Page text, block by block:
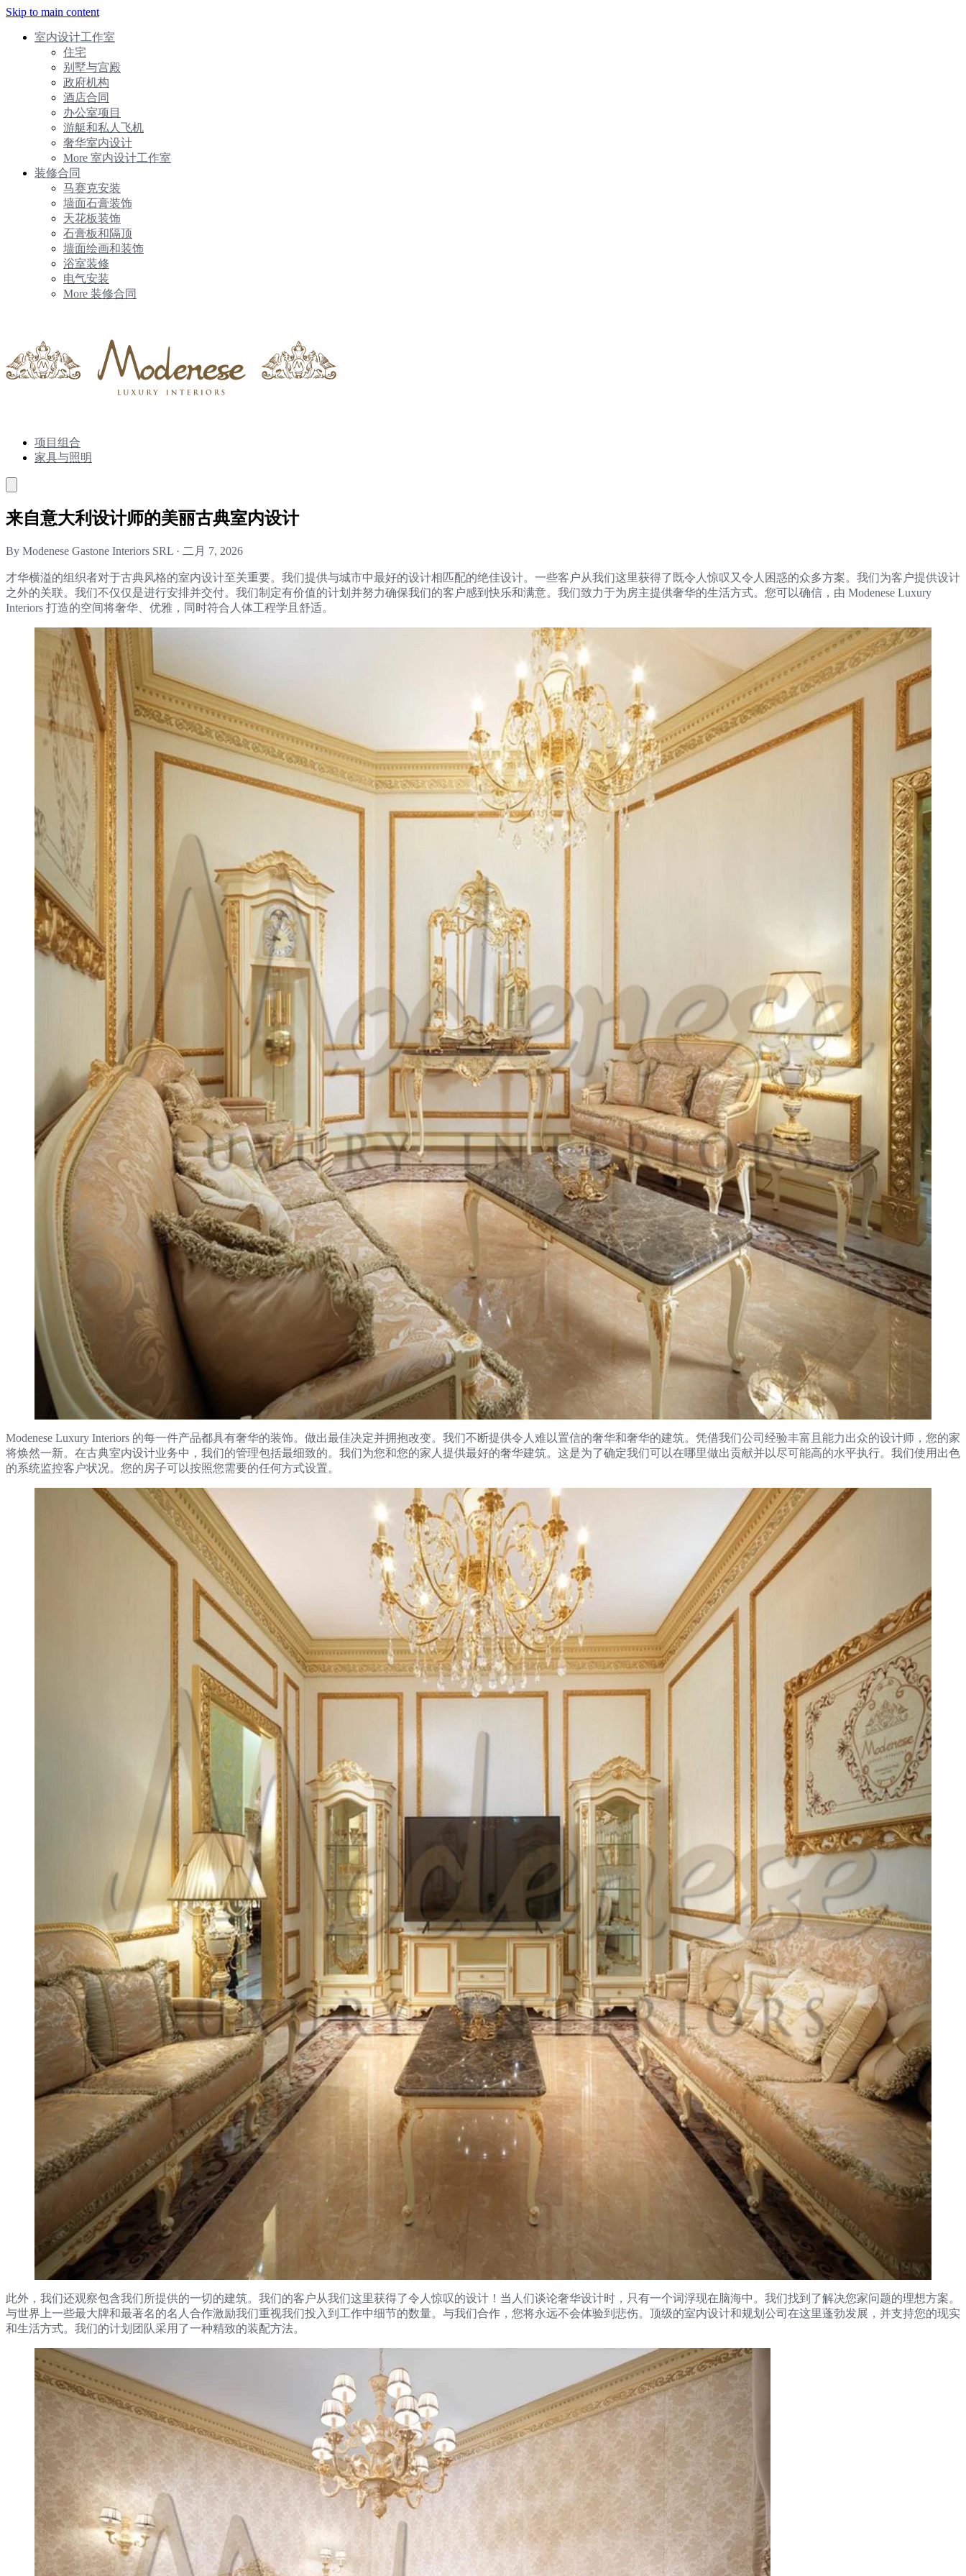
Skip to main content
室内设计工作室
住宅
别墅与宫殿
政府机构
酒店合同
办公室项目
游艇和私人飞机
奢华室内设计
More 室内设计工作室
装修合同
马赛克安装
墙面石膏装饰
天花板装饰
石膏板和隔顶
墙面绘画和装饰
浴室装修
电气安装
More 装修合同
项目组合
家具与照明
来自意大利设计师的美丽古典室内设计
By Modenese Gastone Interiors SRL · 二月 7, 2026
才华横溢的组织者对于古典风格的室内设计至关重要。我们提供与城市中最好的设计相匹配的绝佳设计。一些客户从我们这里获得了既令人惊叹又令人困惑的众多方案。我们为客户提供设计
之外的关联。我们不仅仅是进行安排并交付。我们制定有价值的计划并努力确保我们的客户感到快乐和满意。我们致力于为房主提供奢华的生活方式。您可以确信，由 Modenese Luxury
Interiors 打造的空间将奢华、优雅，同时符合人体工程学且舒适。
Modenese Luxury Interiors 的每一件产品都具有奢华的装饰。做出最佳决定并拥抱改变。我们不断提供令人难以置信的奢华和奢华的建筑。凭借我们公司经验丰富且能力出众的设计师，您的家
将焕然一新。在古典室内设计业务中，我们的管理包括最细致的。我们为您和您的家人提供最好的奢华建筑。这是为了确定我们可以在哪里做出贡献并以尽可能高的水平执行。我们使用出色
的系统监控客户状况。您的房子可以按照您需要的任何方式设置。
此外，我们还观察包含我们所提供的一切的建筑。我们的客户从我们这里获得了令人惊叹的设计！当人们谈论奢华设计时，只有一个词浮现在脑海中。我们找到了解决您家问题的理想方案。
与世界上一些最大牌和最著名的名人合作激励我们重视我们投入到工作中细节的数量。与我们合作，您将永远不会体验到悲伤。顶级的室内设计和规划公司在这里蓬勃发展，并支持您的现实
和生活方式。我们的计划团队采用了一种精致的装配方法。